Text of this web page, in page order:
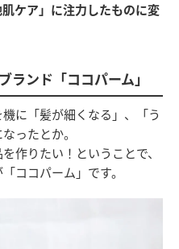
ケア」に注力したものに変
ランド「ココパーム」
に「髪が細くなる」、「う
ったとか。
作りたい！ということで、
ココパーム」です。